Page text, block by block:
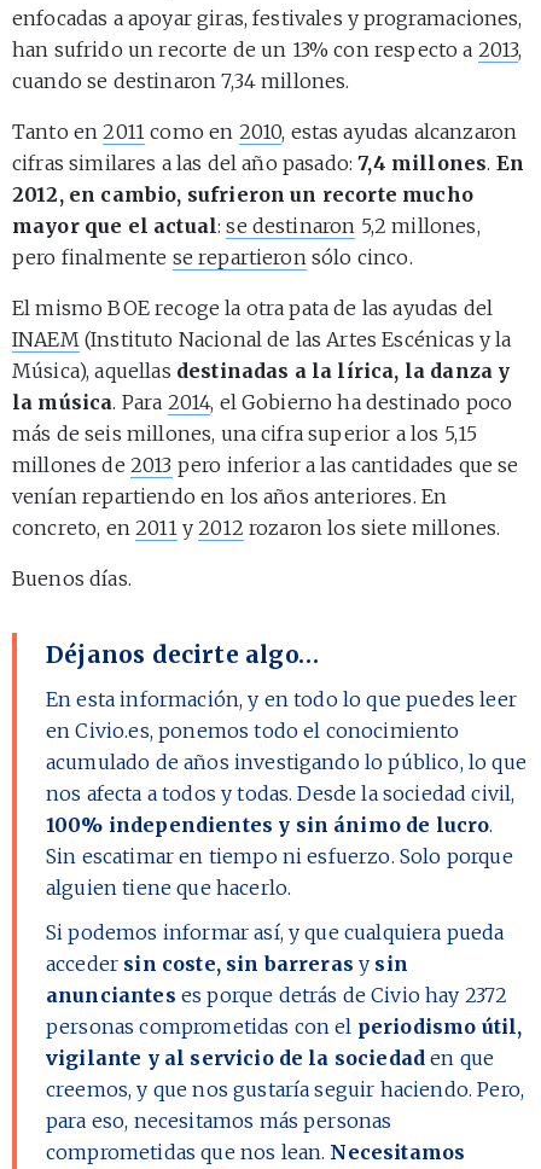
enfocadas a apoyar giras, festivales y programaciones,
han sufrido un recorte de un 13% con respecto a 2013,
cuando se destinaron 7,34 millones.
Tanto en 2011 como en 2010, estas ayudas alcanzaron
cifras similares a las del año pasado:7,4 millones. En
2012, en cambio, sufrieron un recorte mucho
mayor que el actual:se destinaron 5,2 millones,
pero finalmente se repartieron sólo cinco.
El mismo BOE recoge la otra pata de las ayudas del
INAEM (Instituto Nacional de las Artes Escénicas y la
Música), aquellas destinadas a la lírica, la danza y
la música. Para 2014, el Gobierno ha destinado poco
más de seis millones, una cifra superior a los 5,15
millones de 2013 pero inferior a las cantidades que se
venían repartiendo en los años anteriores. En
concreto, en 2011 y 2012 rozaron los siete millones.
Buenos días.
Déjanos decirte algo…
En esta información, y en todo lo que puedes leer
en Civio.es, ponemos todo el conocimiento
acumulado de años investigando lo público, lo que
nos afecta a todos y todas. Desde la sociedad civil,
100% independientes y sin ánimo de lucro.
Sin escatimar en tiempo ni esfuerzo. Solo porque
alguien tiene que hacerlo.
Si podemos informar así, y que cualquiera pueda
acceder sin coste, sin barreras y sin
anunciantes es porque detrás de Civio hay 2372
personas comprometidas con el periodismo útil,
vigilante y al servicio de la sociedad en que
creemos, y que nos gustaría seguir haciendo. Pero,
para eso, necesitamos más personas
comprometidas que nos lean. Necesitamos